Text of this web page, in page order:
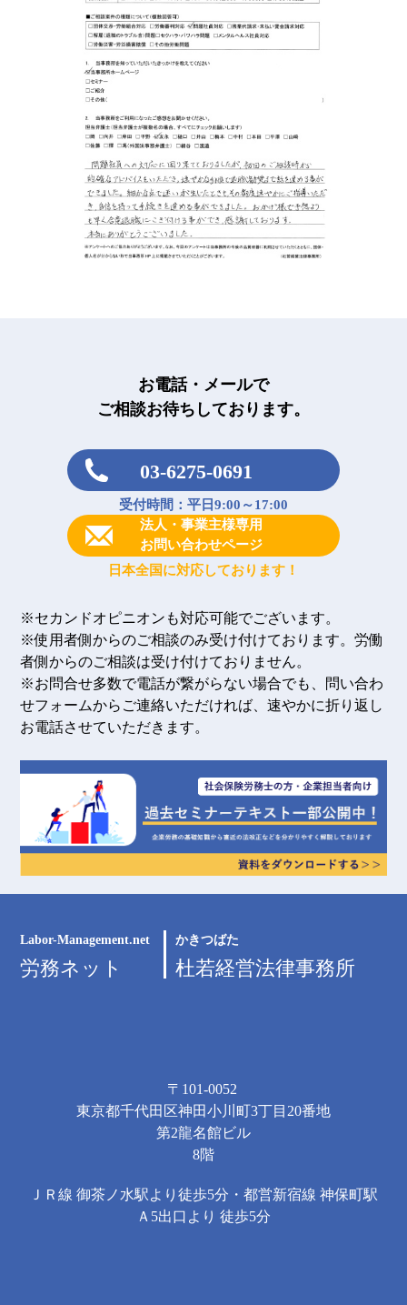
お電話・メールで
ご相談お待ちしております。
03-6275-0691
受付時間：平日9:00～17:00
法人・事業主様専用
お問い合わせページ
日本全国に対応しております！
※セカンドオピニオンも対応可能でございます。
※使用者側からのご相談のみ受け付けております。労働
者側からのご相談は受け付けておりません。
※お問合せ多数で電話が繋がらない場合でも、問い合わ
せフォームからご連絡いただければ、速やかに折り返し
お電話させていただきます。
Labor-Management.net
労務ネット
かきつばた
杜若経営法律事務所
〒101-0052
東京都千代田区神田小川町3丁目20番地
第2龍名館ビル
8階
ＪＲ線 御茶ノ水駅より徒歩5分・都営新宿線 神保町駅
Ａ5出口より 徒歩5分